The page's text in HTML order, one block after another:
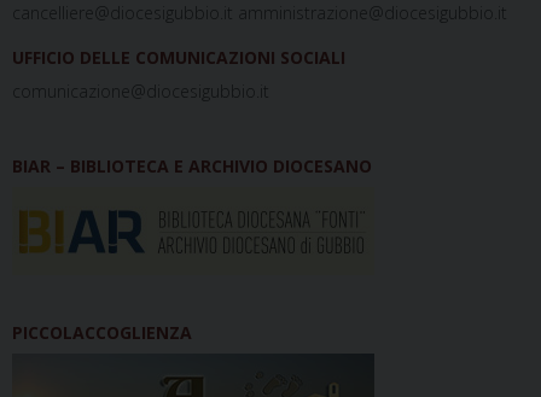
cancelliere@diocesigubbio.it amministrazione@diocesigubbio.it
UFFICIO DELLE COMUNICAZIONI SOCIALI
comunicazione@diocesigubbio.it
BIAR – BIBLIOTECA E ARCHIVIO DIOCESANO
PICCOLACCOGLIENZA